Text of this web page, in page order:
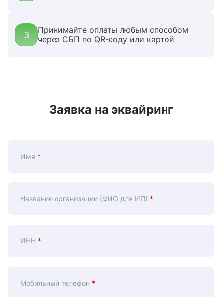
3
Принимайте оплаты любым способом
через СБП по QR-коду или картой
Заявка на эквайринг
Имя *
Название организации (ФИО для ИП) *
ИНН *
Мобильный телефон *